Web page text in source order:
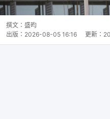
撰文： 盛昀
出版： 2026-08-05 16:16 更新：